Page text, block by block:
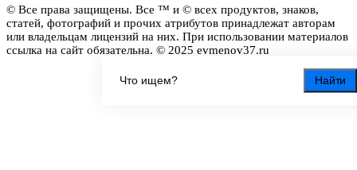
Найти
© Все права защищены. Все ™ и © всех продуктов, знаков,
статей, фотографий и прочих атрибутов принадлежат авторам
или владельцам лицензий на них. При использовании материалов
ссылка на сайт обязательна. © 2025 evmenov37.ru